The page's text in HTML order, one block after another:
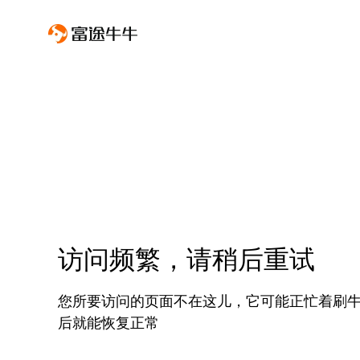
访问频繁，请稍后重试
您所要访问的页面不在这儿，它可能正忙着刷
后就能恢复正常